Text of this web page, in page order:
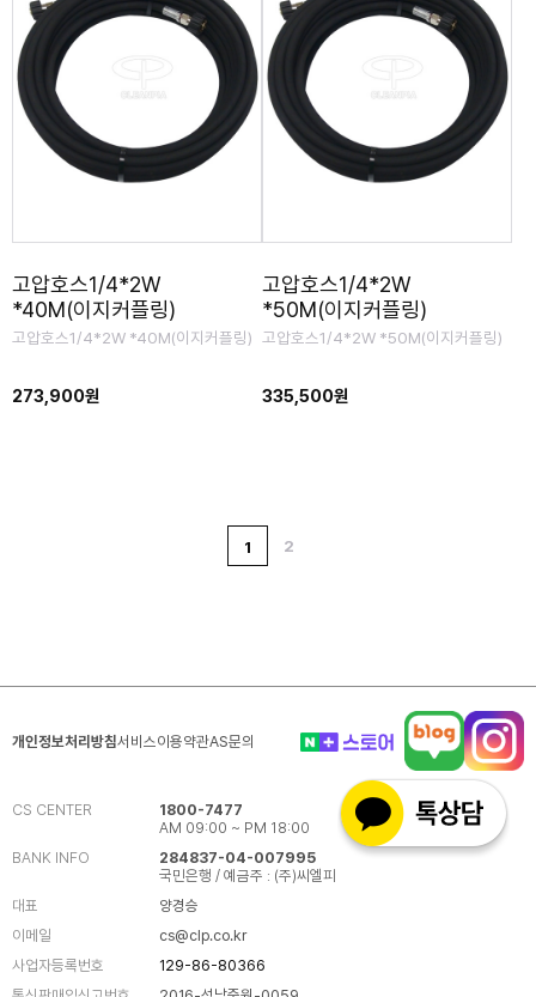
고압호스1/4*2W
*40M(이지커플링)
고압호스1/4*2W *40M(이지커플링)
273,900원
고압호스1/4*2W
*50M(이지커플링)
고압호스1/4*2W *50M(이지커플링)
335,500원
1 2
개인정보처리방침서비스이용약관AS문의
CS CENTER
1800-7477
AM 09:00 ~ PM 18:00
BANK INFO
284837-04-007995
국민은행 / 예금주 : (주)씨엘피
대표
양경승
이메일
cs@clp.co.kr
사업자등록번호
129-86-80366